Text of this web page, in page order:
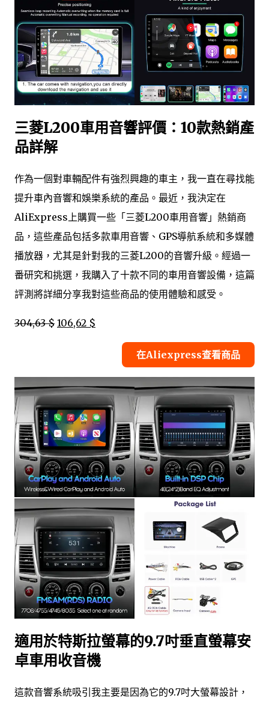
三菱L200車用音響評價：10款熱銷產
品詳解
作為一個對車輛配件有強烈興趣的車主，我一直在尋找能
提升車內音響和娛樂系統的產品。最近，我決定在
AliExpress上購買一些「三菱L200車用音響」熱銷商
品，這些產品包括多款車用音響、GPS導航系統和多媒體
播放器，尤其是針對我的三菱L200的音響升級。經過一
番研究和挑選，我購入了十款不同的車用音響設備，這篇
評測將詳細分享我對這些商品的使用體驗和感受。
304,63 $ 106,62 $
在Aliexpress查看商品
適用於特斯拉螢幕的9.7吋垂直螢幕安
卓車用收音機
這款音響系統吸引我主要是因為它的9.7吋大螢幕設計，